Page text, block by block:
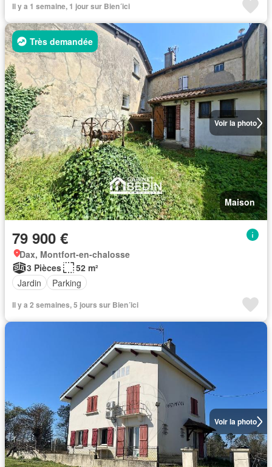
Il y a 1 semaine, 1 jour sur Bien´ici
Voir la photo
Très demandée
Maison
79 900 €
Dax, Montfort-en-chalosse
3 Pièces
52 m²
Jardin
Parking
Il y a 2 semaines, 5 jours sur Bien´ici
Voir la photo